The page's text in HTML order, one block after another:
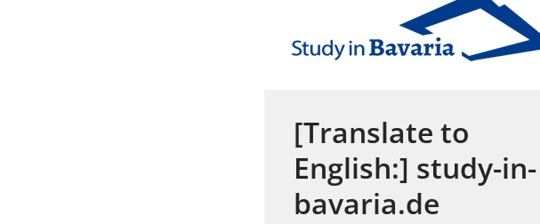
[Translate to
English:] study-in-
bavaria.de